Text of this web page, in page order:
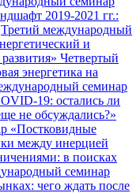
2019-2021 гг.:
Третий международный
и
Четвертый
энергетика на
семинар
19: остались ли
не обсуждались?»
«Постковидные
между инерцией
в поисках
семинар
чего ждать после